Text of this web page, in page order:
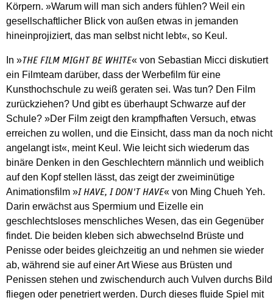
Körpern. »Warum will man sich anders fühlen? Weil ein
gesellschaftlicher Blick von außen etwas in jemanden
hineinprojiziert, das man selbst nicht lebt«, so Keul.
In »THE FILM MIGHT BE WHITE« von Sebastian Micci diskutiert
ein Filmteam darüber, dass der Werbefilm für eine
Kunsthochschule zu weiß geraten sei. Was tun? Den Film
zurückziehen? Und gibt es überhaupt Schwarze auf der
Schule? »Der Film zeigt den krampfhaften Versuch, etwas
erreichen zu wollen, und die Einsicht, dass man da noch nicht
angelangt ist«, meint Keul. Wie leicht sich wiederum das
binäre Denken in den Geschlechtern männlich und weiblich
auf den Kopf stellen lässt, das zeigt der zweiminütige
Animationsfilm »I HAVE, I DON'T ­HAVE« von Ming Chueh Yeh.
Darin erwächst aus Spermium und Eizelle ein
geschlechtsloses menschliches We­sen, das ein Gegenüber
findet. Die beiden kleben sich abwechselnd Brüste und
Penisse oder beides gleichzeitig an und nehmen sie wieder
ab, während sie auf einer Art Wiese aus Brüsten und
Penissen stehen und zwischendurch auch Vulven durchs Bild
fliegen oder penetriert werden. Durch dieses fluide Spiel mit